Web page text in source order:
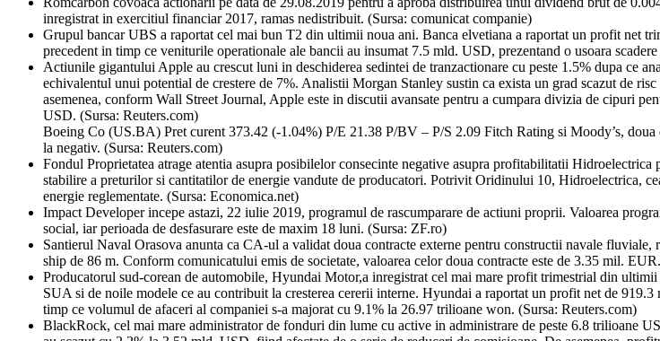
inregistrat in exercitiul financiar 2017, ramas nedistribuit. (Sursa: comunicat companie)
Grupul bancar UBS a raportat cel mai bun T2 din ultimii noua ani. Banca elvetiana a raportat un profit net
precedent in timp ce veniturile operationale ale bancii au insumat 7.5 mld. USD, prezentand o usoara
Actiunile gigantului Apple au crescut luni in deschiderea sedintei de tranzactionare cu peste 1.5% dupa ce
echivalentul unui potential de crestere de 7%. Analistii Morgan Stanley sustin ca exista un grad scazut de
asemenea, conform Wall Street Journal, Apple este in discutii avansate pentru a cumpara divizia de cipuri
USD. (Sursa: Reuters.com)
Boeing Co (US.BA) Pret curent 373.42 (-1.04%) P/E 21.38 P/BV – P/S 2.09 Fitch Rating si Moody’s,
la negativ. (Sursa: Reuters.com)
Fondul Proprietatea atrage atentia asupra posibilelor consecinte negative asupra profitabilitatii
stabilire a preturilor si cantitatilor de energie vandute de producatori. Potrivit Oridinului 10, Hidroelectrica,
energie reglementate. (Sursa: Economica.net)
Impact Developer incepe astazi, 22 iulie 2019, programul de rascumparare de actiuni proprii. Valoarea
social, iar perioada de desfasurare este de maxim 18 luni. (Sursa: ZF.ro)
Santierul Naval Orasova anunta ca CA-ul a validat doua contracte externe pentru constructii navale
ship de 86 m. Conform comunicatului emis de societate, valoarea celor doua contracte este de 3.35 mil.
Producatorul sud-corean de automobile, Hyundai Motor,a inregistrat cel mai mare profit trimestrial din
SUA si de noile modele ce au contribuit la cresterea cererii interne. Hyundai a raportat un profit net de
timp ce volumul de afaceri al companiei s-a majorat cu 9.1% la 26.97 trilioane won. (Sursa: Reuters.com)
BlackRock, cel mai mare administrator de fonduri din lume cu active in administrare de peste 6.8 trilioane